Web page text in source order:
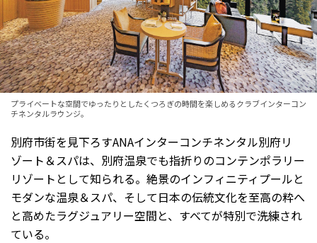
プライベートな空間でゆったりとしたくつろぎの時間を楽しめるクラブインターコン
チネンタルラウンジ。
別府市街を見下ろすANAインターコンチネンタル別府リ
ゾート＆スパは、別府温泉でも指折りのコンテンポラリー
リゾートとして知られる。絶景のインフィニティプールと
モダンな温泉＆スパ、そして日本の伝統文化を至高の粋へ
と高めたラグジュアリー空間と、すべてが特別で洗練され
ている。